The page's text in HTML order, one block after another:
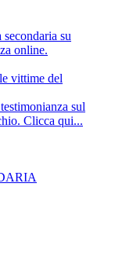
su
online.
vittime del
sul
Clicca qui...